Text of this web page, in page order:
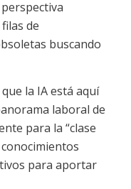
de
buscando
la IA está aquí
laboral de
para la “clase
para aportar